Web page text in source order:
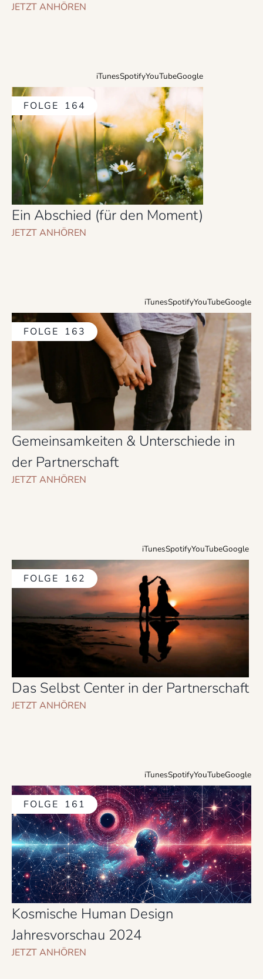
JETZT ANHÖREN
iTunesSpotifyYouTubeGoogle
FOLGE 164
Ein Abschied (für den Moment)
JETZT ANHÖREN
iTunesSpotifyYouTubeGoogle
FOLGE 163
Gemeinsamkeiten & Unterschiede in
der Partnerschaft
JETZT ANHÖREN
iTunesSpotifyYouTubeGoogle
FOLGE 162
Das Selbst Center in der Partnerschaft
JETZT ANHÖREN
iTunesSpotifyYouTubeGoogle
FOLGE 161
Kosmische Human Design
Jahresvorschau 2024
JETZT ANHÖREN